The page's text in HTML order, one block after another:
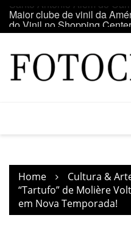
Skip
content
Maior clube de vinil da
do Vinil no Shopping
Home
Cultura &
“Tartufo” de Molière
em Nova Temporada!